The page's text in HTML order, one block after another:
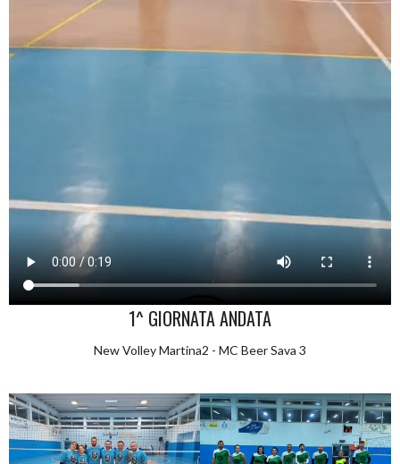
1^ GIORNATA ANDATA
New Volley Martina2 - MC Beer Sava 3